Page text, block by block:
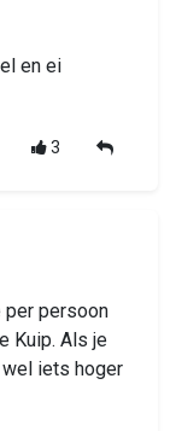
en ei
3
per persoon
Kuip. Als je
iets hoger